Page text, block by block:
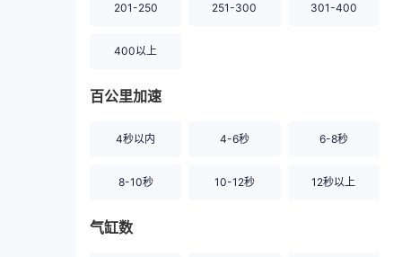
201-250 251-300 301-400
400以上
百公里加速
4秒以内 4-6秒 6-8秒
8-10秒 10-12秒 12秒以上
气缸数